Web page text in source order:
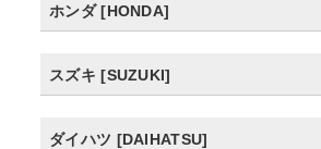
ホンダ [HONDA]
スズキ [SUZUKI]
ダイハツ [DAIHATSU]